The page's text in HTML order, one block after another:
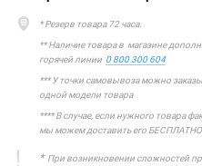
* Резерв товара 72 часа.
** Наличие товара в магазине
горячей линии 0 800 300 604
*** У точки самовывоза можно
одной модели товара
**** В случае, если нужного товара
мы можем доставить его БЕСПЛАТНО.
*При возникновении сложностей